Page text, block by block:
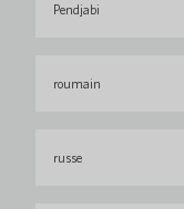
Pendjabi
roumain
russe